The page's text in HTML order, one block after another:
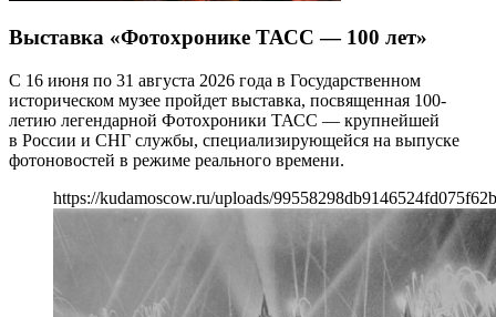
Выставка «Фотохронике ТАСС — 100 лет»
С 16 июня по 31 августа 2026 года в Государственном
историческом музее пройдет выставка, посвященная 100-
летию легендарной Фотохроники ТАСС — крупнейшей
в России и СНГ службы, специализирующейся на выпуске
фотоновостей в режиме реального времени.
https://kudamoscow.ru/uploads/